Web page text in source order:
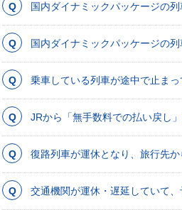
国内ダイナミックパッケージの
国内ダイナミックパッケージの
乗車している列車が途中で止ま
JRから「無手数料での払い戻し
復路列車が運休となり、旅行先
交通機関が運休・遅延していて